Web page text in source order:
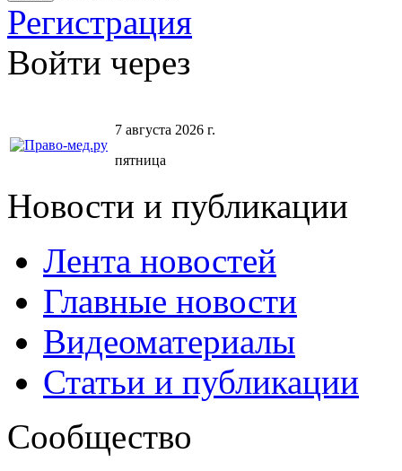
Регистрация
Войти через
7 августа 2026 г.
пятница
Новости и публикации
Лента новостей
Главные новости
Видеоматериалы
Статьи и публикации
Сообщество